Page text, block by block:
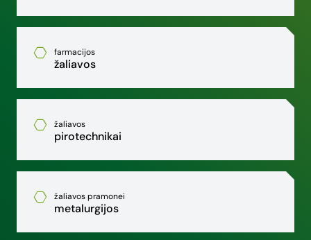
farmacijos
žaliavos
žaliavos
pirotechnikai
žaliavos pramonei
metalurgijos